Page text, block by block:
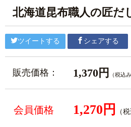
北海道昆布職人の匠だ
ツイートする シェアする
販売価格： 1,370円 （税込み
会員価格 1,270円 （